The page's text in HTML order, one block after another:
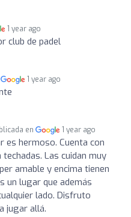
1 year ago
club de padel
1 year ago
en 1 year ago
es hermoso. Cuenta con
Las cuidan muy
amable y encima tienen
un lugar que además
lado. Disfruto
jugar allá.